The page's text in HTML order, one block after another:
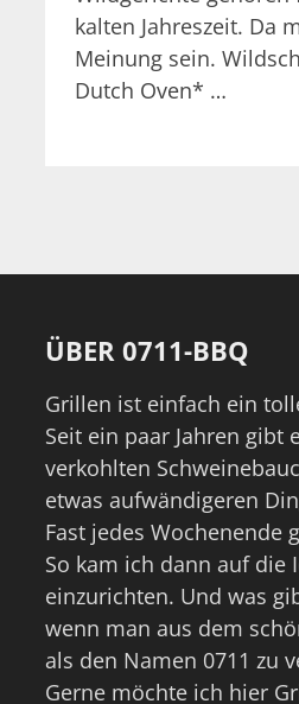
kalten Jahreszeit. Da
Meinung sein.
Dutch Oven* …
ÜBER 0711-BBQ
Grillen ist einfach ein
Seit ein paar Jahren gibt
verkohlten
etwas aufwändigeren
Fast jedes Wochenende
So kam ich dann auf die
einzurichten. Und was
wenn man aus dem
als den Namen 0711 zu
Gerne möchte ich hier